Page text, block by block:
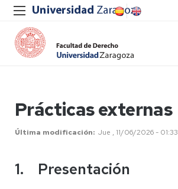
Prácticas externas
Última modificación Jue , 11/06/2026 - 01:33
1. Presentación